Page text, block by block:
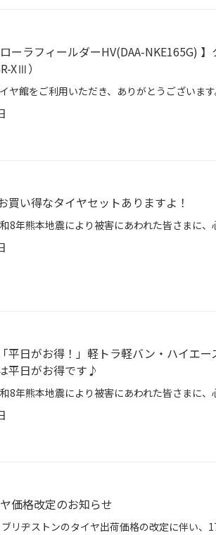
ローラフィールダーHV(DAA-NKE165G)
XⅢ）
買い得なタイヤセットありますよ！
平日がお得！」軽トラ軽バン・ハイエ
平日がお得です♪
価格改定のお知らせ